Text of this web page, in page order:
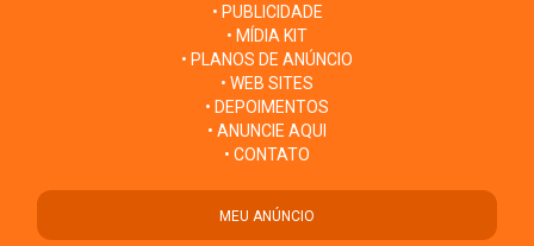
• PUBLICIDADE
• MÍDIA KIT
• PLANOS DE ANÚNCIO
• WEB SITES
• DEPOIMENTOS
• ANUNCIE AQUI
• CONTATO
MEU ANÚNCIO